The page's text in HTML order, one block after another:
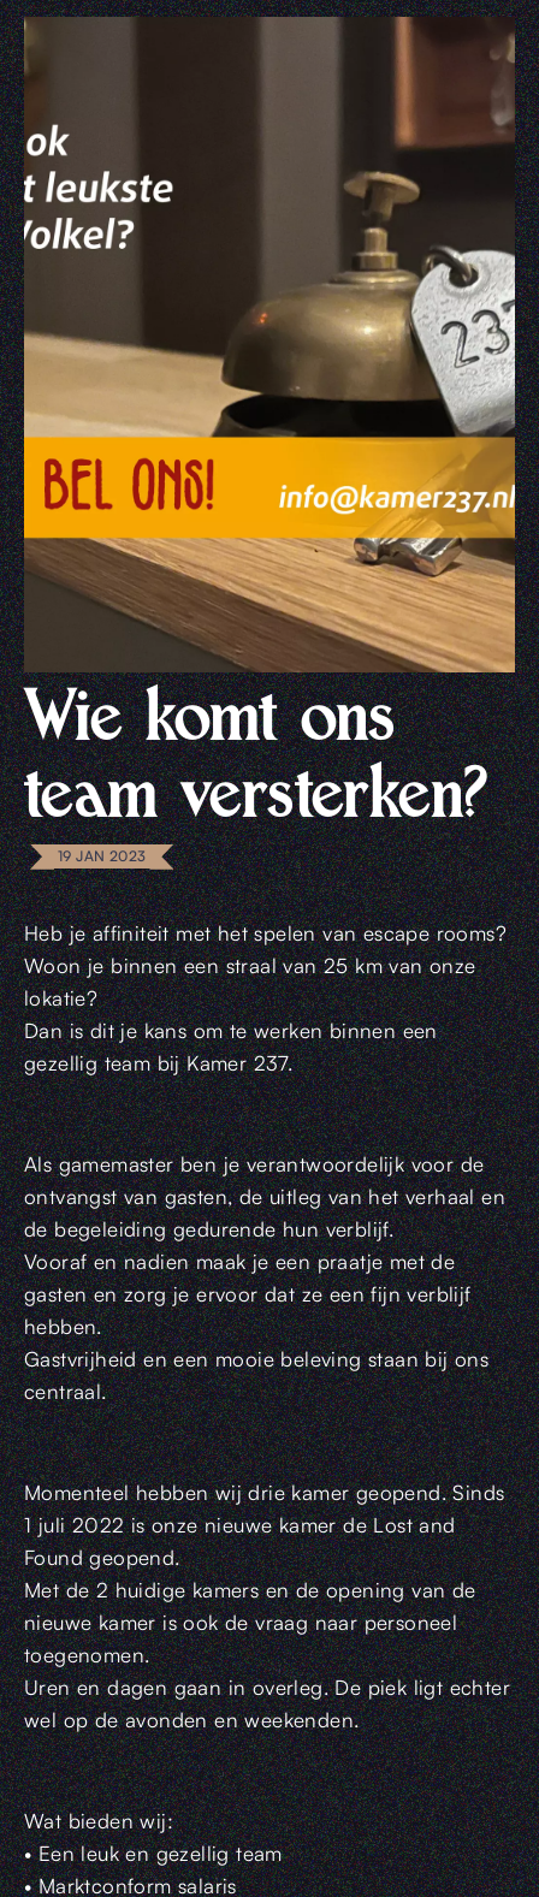
Wie komt ons
team versterken?
19 JAN 2023
Heb je affiniteit met het spelen van escape rooms?
Woon je binnen een straal van 25 km van onze
lokatie?
Dan is dit je kans om te werken binnen een
gezellig team bij Kamer 237.
Als gamemaster ben je verantwoordelijk voor de
ontvangst van gasten, de uitleg van het verhaal en
de begeleiding gedurende hun verblijf.
Vooraf en nadien maak je een praatje met de
gasten en zorg je ervoor dat ze een fijn verblijf
hebben.
Gastvrijheid en een mooie beleving staan bij ons
centraal.
Momenteel hebben wij drie kamer geopend. Sinds
1 juli 2022 is onze nieuwe kamer de Lost and
Found geopend.
Met de 2 huidige kamers en de opening van de
nieuwe kamer is ook de vraag naar personeel
toegenomen.
Uren en dagen gaan in overleg. De piek ligt echter
wel op de avonden en weekenden.
Wat bieden wij:
• Een leuk en gezellig team
• Marktconform salaris